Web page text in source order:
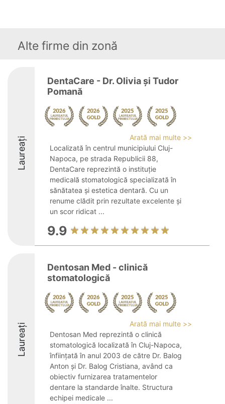
Alte firme din zonă
Laureați
DentaCare - Dr. Olivia și Tudor
Pomană
Arată mai multe >>
Localizată în centrul municipiului Cluj-
Napoca, pe strada Republicii 88,
DentaCare reprezintă o instituție
medicală stomatologică specializată în
sănătatea și estetica dentară. Cu un
renume clădit prin rezultate excelente și
un scor ridicat ...
9.9
Laureați
Dentosan Med - clinică
stomatologică
Arată mai multe >>
Dentosan Med reprezintă o clinică
stomatologică localizată în Cluj-Napoca,
înființată în anul 2003 de către Dr. Balog
Anton și Dr. Balog Cristiana, având ca
obiectiv furnizarea tratamentelor
dentare la standarde înalte. Structura
echipei medicale ...